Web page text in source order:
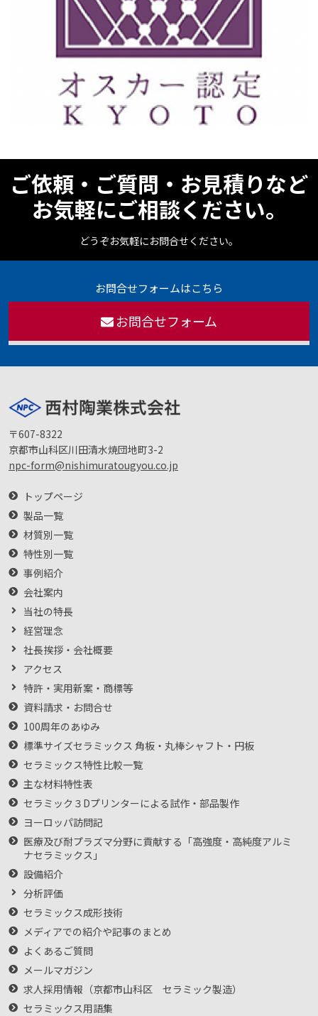
ご依頼・ご質問・お見積りなど
お気軽にご相談ください。
どうぞお気軽にお問合せください。
お問合せフォームはこちら
お問合せフォーム
〒607-8322
京都市山科区川田清水焼団地町3-2
npc-form@nishimuratougyou.co.jp
トップページ
製品一覧
材質別一覧
特性別一覧
事例紹介
会社案内
当社の特長
経営理念
社長挨拶・会社概要
アクセス
特許・実用新案・商標等
資料請求・お問合せ
100周年のあゆみ
標準サイズセラミックス 角板・丸棒シャフト・円板
セラミックス特性比較一覧
主な材料特性表
セラミック３Dプリンターによる試作・部品製作
ヨーロッパ訪問記
医療及び耐プラズマ分野に貢献する「高強度・高純度アルミ
ナセラミックス」
設備紹介
分析評価
セラミックス成形技術
メディアでの紹介や記事のまとめ
よくあるご質問
メールマガジン
求人採用情報（京都市山科区 セラミック製造）
セラミックス用語集